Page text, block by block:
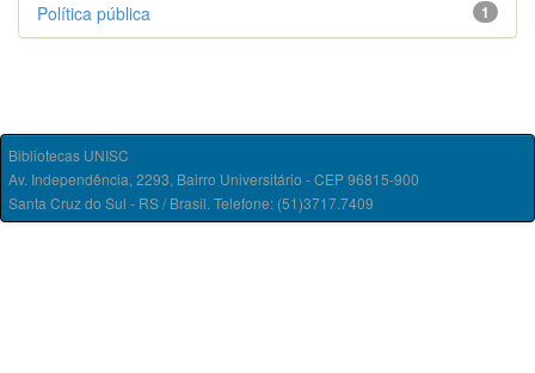
1
Política pública
Bibliotecas UNISC
Av. Independência, 2293, Bairro Universitário - CEP 96815-900
Santa Cruz do Sul - RS / Brasil. Telefone: (51)3717.7409